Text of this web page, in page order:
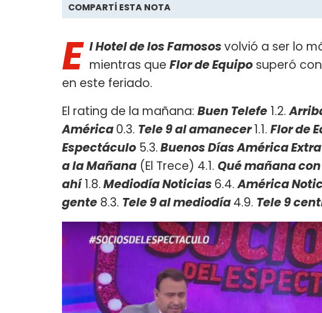
COMPARTÍ ESTA NOTA
E l Hotel de los Famososvolvió a ser lo
mientras que Flor de Equipo superó
en este feriado.
El rating de la mañana: Buen Telefe 1.2.
América0.3. Tele 9 al amanecer1.1. Flor de
Espectáculo 5.3.Buenos Días América Extra
a la Mañana (El Trece) 4.1. Qué mañana
ahí1.8.Mediodía Noticias 6.4.América
gente 8.3. Tele 9 al mediodía4.9. Tele 9